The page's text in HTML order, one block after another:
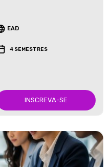
EAD
4 SEMESTRES
INSCREVA-SE